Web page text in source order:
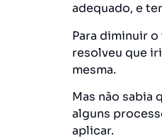
adequado, e
Para diminuir o
resolveu que
mesma.
Mas não sabia
alguns
aplicar.